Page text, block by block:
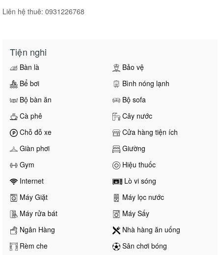
Liên hệ thuê: 0931226768
Tiện nghi
Bàn là
Bảo vệ
Bể bơi
Bình nóng lạnh
Bộ bàn ăn
Bộ sofa
Cà phê
Cây nước
Chỗ đỗ xe
Cửa hàng tiện ích
Giàn phơi
Giường
Gym
Hiệu thuốc
Internet
Lò vi sóng
Máy Giặt
Máy lọc nước
Máy rửa bát
Máy Sấy
Ngân Hàng
Nhà hàng ăn uống
Rèm che
Sân chơi bóng